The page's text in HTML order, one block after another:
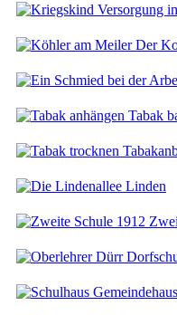
Versorgung
Der
Tabak
Linden
Gemeindehaus